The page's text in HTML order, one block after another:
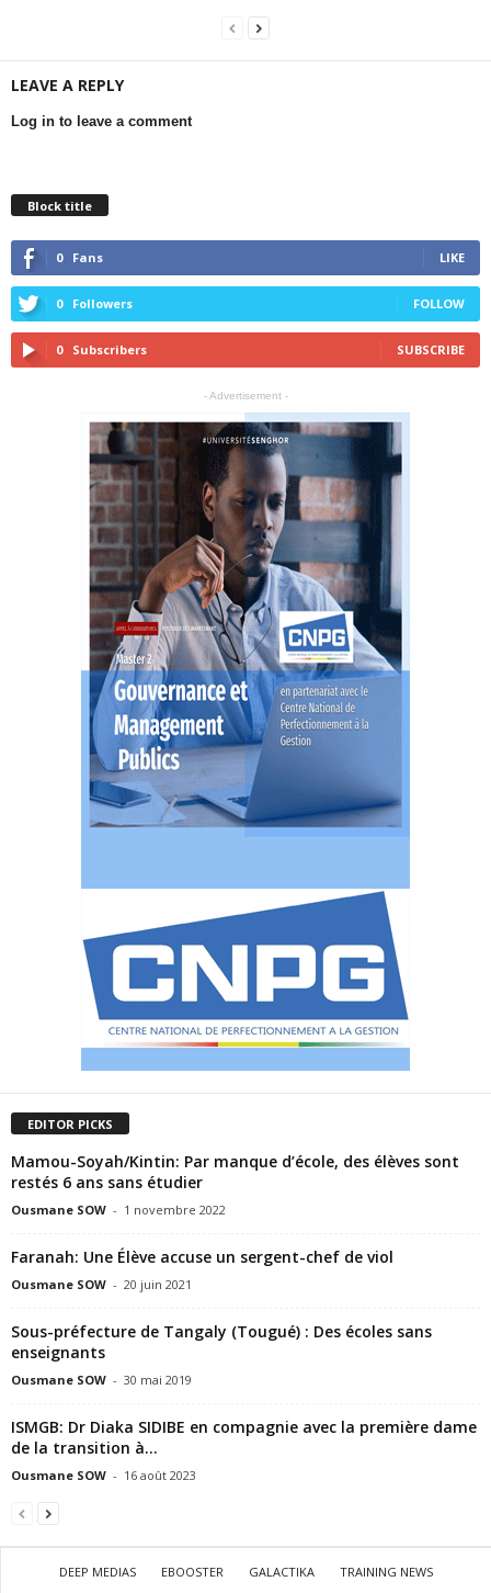
LEAVE A REPLY
Log in to leave a comment
Block title
0 Fans LIKE
0 Followers FOLLOW
0 Subscribers SUBSCRIBE
- Advertisement -
EDITOR PICKS
Mamou-Soyah/Kintin: Par manque d’école, des élèves sont
restés 6 ans sans étudier
Ousmane SOW - 1 novembre 2022
Faranah: Une Élève accuse un sergent-chef de viol
Ousmane SOW - 20 juin 2021
Sous-préfecture de Tangaly (Tougué) : Des écoles sans
enseignants
Ousmane SOW - 30 mai 2019
ISMGB: Dr Diaka SIDIBE en compagnie avec la première dame
de la transition à...
Ousmane SOW - 16 août 2023
DEEP MEDIAS EBOOSTER GALACTIKA TRAINING NEWS